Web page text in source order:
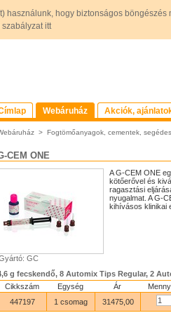
használunk, hogy biztonságos
itt
Webáruház Akciók,
> Fogtömőanyagok, cementek,
CEM ONE
GC
A G-CEM ONE
kötőerővel és
ragasztási
nyugalmat. A G-
kihívásos klinikai
g fecskendő, 8 Automix Tips Regular, 2
Cikkszám
Egység Ár
447197
1 csomag 31475,00